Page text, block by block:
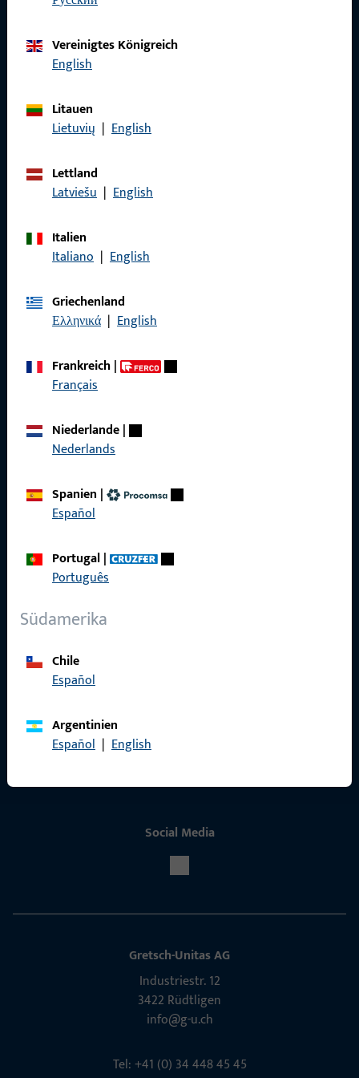
Kontaktieren Sie uns
Vereinigtes Königreich
English
Litauen
Lietuvių | English
Lettland
Latviešu | English
Italien
Italiano | English
Griechenland
Ελληνικά | English
Frankreich|
Français
Niederlande|
Nederlands
Spanien |
Español
Portugal|
Português
Südamerika
Chile
Español
Argentinien
Español | English
Allgemeines
Datenschutz
Karriere
Produktkatalog
Social Media
Gretsch-Unitas AG
Indu­s­triestr. 12
3422 Rüdt­ligen
info@g-u.ch
Tel: +41 (0) 34 448 45 45